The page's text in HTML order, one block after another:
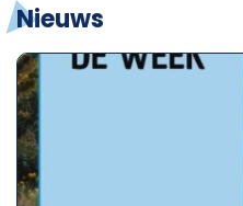
Nieuws